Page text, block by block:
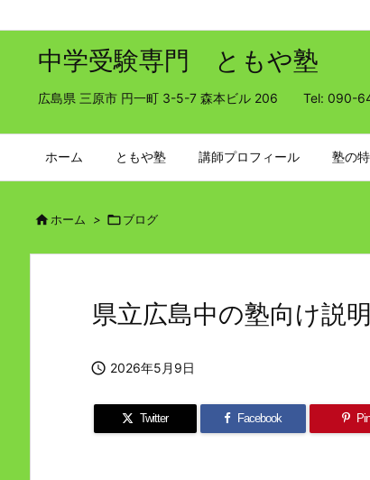
中学受験専門 ともや塾
広島県 三原市 円一町 3-5-7 森本ビル 206 Tel: 090-
ホーム ともや塾 講師プロフィール 塾の
 ホーム > ブログ
県立広島中の塾向け説
 2026年5月9日
Twitter Facebook